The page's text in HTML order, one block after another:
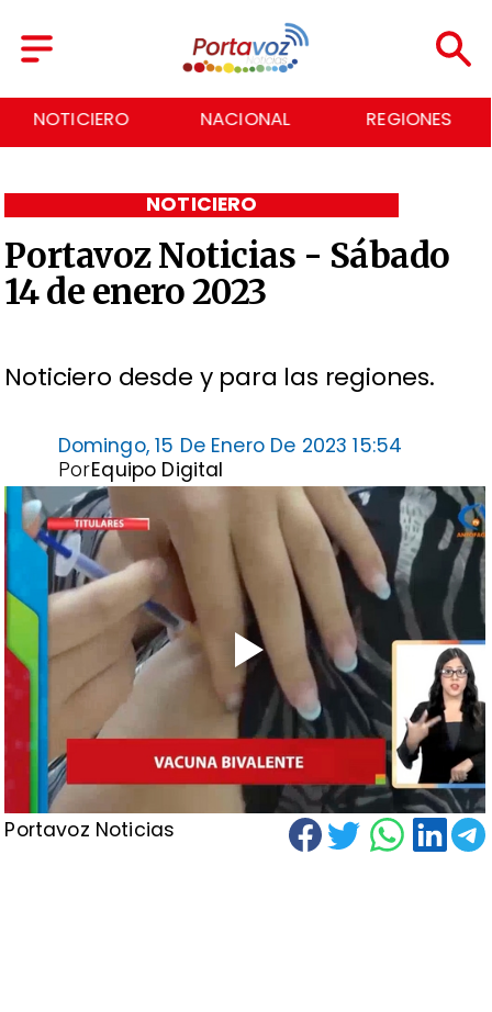
NOTICIERO NACIONAL REGIONES
Portavoz Noticias - Sábado
14 de enero 2023
Noticiero desde y para las regiones.
NOTICIERO
Domingo, 15 De Enero De 2023 15:54
Equipo Digital
Por
Portavoz Noticias